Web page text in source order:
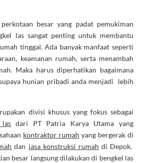
besar yang padat pemukiman
las sangat penting untuk membantu
tinggal. Ada banyak manfaat seperti
keamanan rumah, serta menambah
Maka harus diperhatikan bagaimana
hunian pribadi anda menjadi lebih
divisi khusus yang fokus sebagai
dari PT Patria Karya Utama yang
kontraktor rumah yang bergerak di
dan jasa konstruksi rumah di Depok.
besar langsung dilakukan di bengkel las